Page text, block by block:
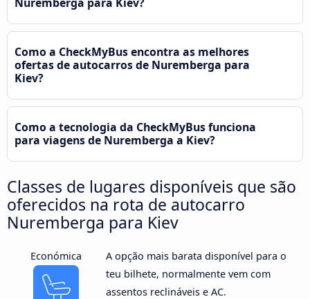
Como a CheckMyBus encontra as melhores
ofertas de autocarros de Nuremberga para
Kiev?
Como a tecnologia da CheckMyBus funciona
para viagens de Nuremberga a Kiev?
Classes de lugares disponíveis que são
oferecidos na rota de autocarro
Nuremberga para Kiev
Económica
A opção mais barata disponível para o
teu bilhete, normalmente vem com
assentos reclináveis e AC.